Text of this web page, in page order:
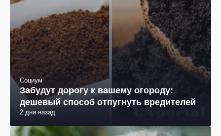
Социум
Забудут дорогу к вашему огороду:
дешевый способ отпугнуть вредителей
2 дня назад